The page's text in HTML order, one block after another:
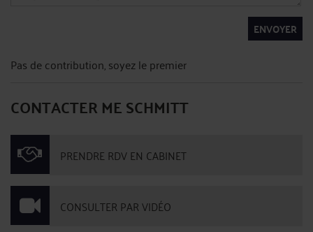
ENVOYER
Pas de contribution, soyez le premier
CONTACTER ME SCHMITT
PRENDRE RDV EN CABINET
CONSULTER PAR VIDÉO